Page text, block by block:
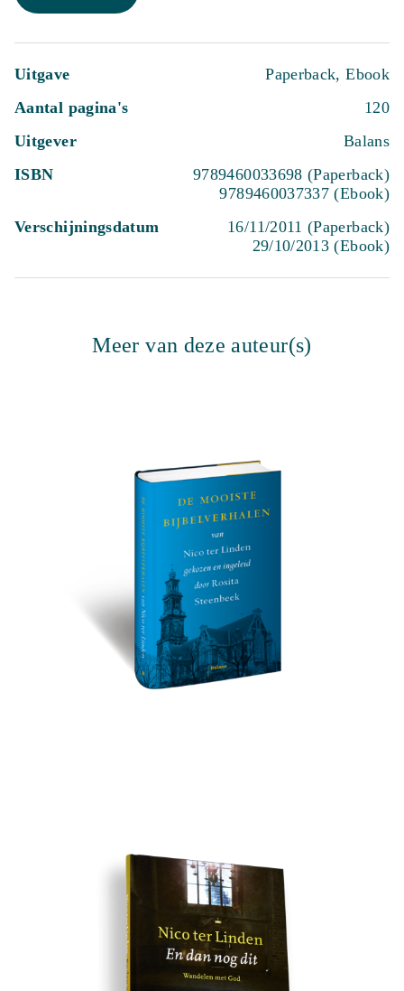
Uitgave
Paperback, Ebook
Aantal pagina's
120
Uitgever
Balans
ISBN
9789460033698 (Paperback)
9789460037337 (Ebook)
Verschijningsdatum
16/11/2011 (Paperback)
29/10/2013 (Ebook)
Meer van deze auteur(s)